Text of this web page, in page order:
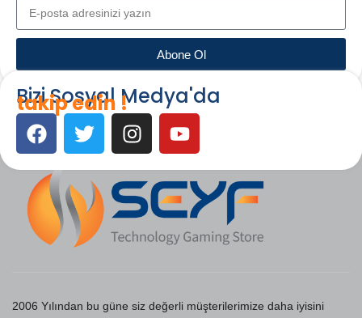
Abone Ol
Bizi Sosyal Medya'da
takip edin !
2006 Yılından bu güne siz değerli müşterilerimize daha iyisini